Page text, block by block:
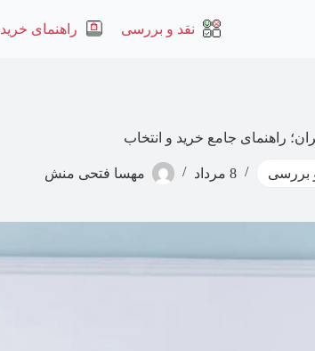
نقد و بررسی راهنمای خرید
راهنمای جامع خرید و انتخاب
بررسی 8 مرداد مهسا‍ فتحی منش